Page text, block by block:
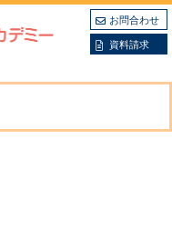
お問合わせ
資料請求